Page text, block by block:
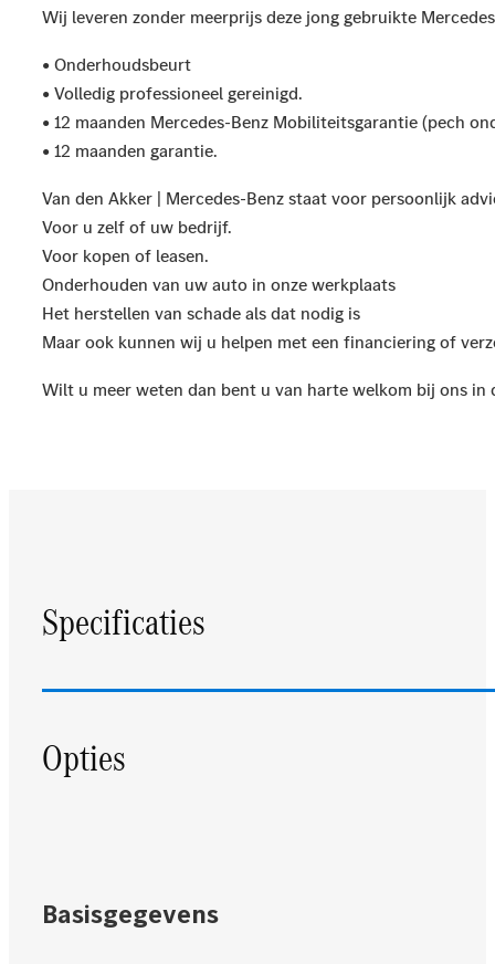
Wij leveren zonder meerprijs deze jong gebruikte
• Onderhoudsbeurt
• Volledig professioneel gereinigd.
• 12 maanden Mercedes-Benz Mobiliteitsgarantie (pech
• 12 maanden garantie.
Van den Akker | Mercedes-Benz staat voor persoonlijk
Voor u zelf of uw bedrijf.
Voor kopen of leasen.
Onderhouden van uw auto in onze werkplaats
Het herstellen van schade als dat nodig is
Maar ook kunnen wij u helpen met een financiering of
Wilt u meer weten dan bent u van harte welkom bij ons in
Specificaties
Opties
Basisgegevens